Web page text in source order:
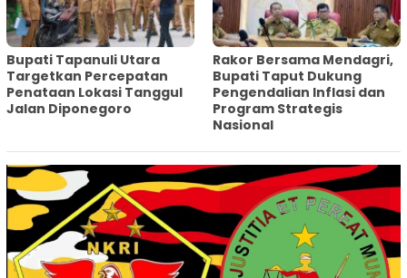
‎Bupati Tapanuli Utara
Targetkan Percepatan
Penataan Lokasi Tanggul
Jalan Diponegoro
Rakor Bersama Mendagri,
Bupati Taput Dukung
Pengendalian Inflasi dan
Program Strategis
Nasional‎